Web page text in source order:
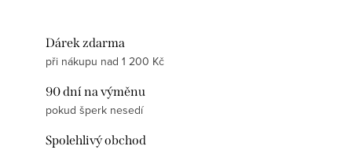
Dárek zdarma
při nákupu nad 1 200 Kč
90 dní na výměnu
pokud šperk nesedí
Spolehlivý obchod